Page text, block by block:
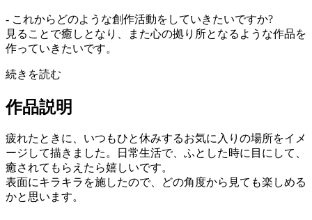
- これからどのような創作活動をしていきたいですか?
見ることで癒しとなり、また心の拠り所となるような作品を
作っていきたいです。
続きを読む
作品説明
疲れたときに、いつもひと休みするお気に入りの場所をイメ
ージして描きました。日常生活で、ふとした時に目にして、
癒されてもらえたら嬉しいです。
表面にキラキラを施したので、どの角度から見ても楽しめる
かと思います。